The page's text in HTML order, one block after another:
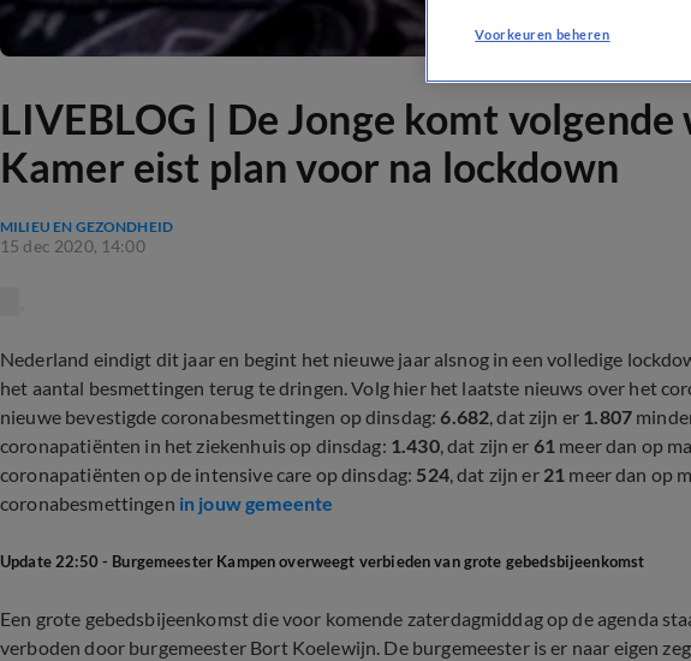
LIVEBLOG | De Jonge komt
Kamer eist plan voor na lockdown
MILIEU EN GEZONDHEID
15 dec 2020, 14:00
Nederland eindigt dit jaar en begint het nieuwe jaar alsnog in een volledige
het aantal besmettingen terug te dringen. Volg hier het laatste nieuws over het
nieuwe bevestigde coronabesmettingen op dinsdag:6.682, dat zijn er 1.807
coronapatiënten in het ziekenhuis op dinsdag: 1.430, dat zijn er 61 meer dan op
coronapatiënten op de intensive care op dinsdag: 524, dat zijn er 21 meer dan op
coronabesmettingen in jouw gemeente
Update 22:50 - Burgemeester Kampen overweegt verbieden van grote gebedsbijeenkomst
Een grote gebedsbijeenkomst die voor komende zaterdagmiddag op de agenda
verboden door burgemeester Bort Koelewijn. De burgemeester is er naar eigen
Voorkeuren beheren